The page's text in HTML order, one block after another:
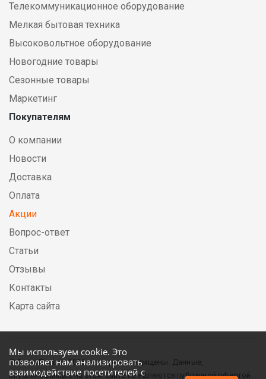
Мы используем cookie. Это
позволяет нам анализировать
взаимодействие посетителей с
Телекоммуникационное оборудование
Мелкая бытовая техника
Высоковольтное оборудование
Новогодние товары
Сезонные товары
Маркетинг
Покупателям
О компании
Новости
Доставка
Оплата
Акции
Вопрос-ответ
Статьи
Отзывы
Контакты
Карта сайта
© DirectElectric, 2026, все права защищены. Данные,
опубликованные на этом сайте не являются публичной офертой.